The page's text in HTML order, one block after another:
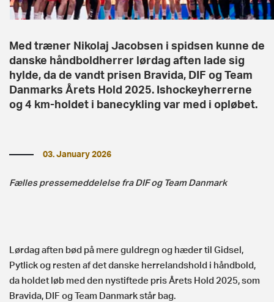
Med træner Nikolaj Jacobsen i spidsen kunne de
danske håndboldherrer lørdag aften lade sig
hylde, da de vandt prisen Bravida, DIF og Team
Danmarks Årets Hold 2025. Ishockeyherrerne
og 4 km-holdet i banecykling var med i opløbet.
03. January 2026
Fælles pressemeddelelse fra DIF og Team Danmark
Lørdag aften bød på mere guldregn og hæder til Gidsel,
Pytlick og resten af det danske herrelandshold i håndbold,
da holdet løb med den nystiftede pris Årets Hold 2025, som
Bravida, DIF og Team Danmark står bag.